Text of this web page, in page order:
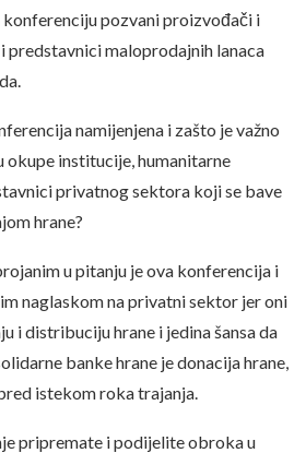
konferenciju pozvani proizvođači i
predstavnici maloprodajnih lanaca
namijenjena i zašto je važno
okupe institucije, humanitarne
privatnog sektora koji se bave
hrane?
u pitanju je ova konferencija i
naglaskom na privatni sektor jer oni
i distribuciju hrane i jedina šansa da
banke hrane je donacija hrane,
istekom roka trajanja.
pripremate i podijelite obroka u